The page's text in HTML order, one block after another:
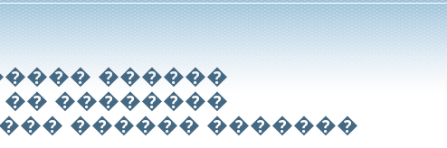
������
��������
������ �������